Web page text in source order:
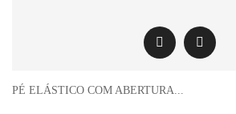
PÉ ELÁSTICO COM ABERTURA...